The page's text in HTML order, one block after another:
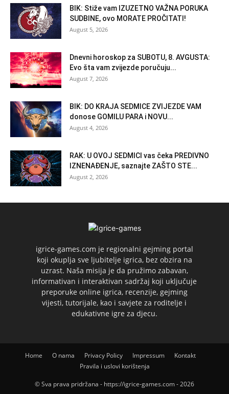
BIK: Stiže vam IZUZETNO VAŽNA PORUKA
SUDBINE, ovo MORATE PROČITATI!
August 5, 2026
Dnevni horoskop za SUBOTU, 8. AVGUSTA:
Evo šta vam zvijezde poručuju...
August 7, 2026
BIK: DO KRAJA SEDMICE ZVIJEZDE VAM
donose GOMILU PARA i NOVU...
August 4, 2026
RAK: U OVOJ SEDMICI vas čeka PREDIVNO
IZNENAĐENJE, saznajte ZAŠTO STE...
August 2, 2026
igrice-games.com je regionalni gejming portal
koji okuplja sve ljubitelje igrica, bez obzira na
uzrast. Naša misija je da pružimo zabavan,
informativan i interaktivan sadržaj koji uključuje
preporuke online igrica, recenzije, gejming
vijesti, tutorijale, kao i savjete za roditelje i
edukativne igre za djecu.
Home O nama Privacy Policy Impressum
Kontakt
Pravila i uslovi korištenja
© Sva prava pridržana - https://igrice-games.com - 2026